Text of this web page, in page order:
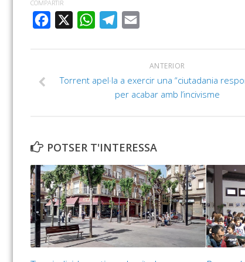
COMPARTIR
FACEBOOK
WHATSAPPTELEGRAM
ANTERIOR
Torrent apel·la a exercir una “ciutadania
per acabar amb l’incivisme
POTSER T'INTERESSA